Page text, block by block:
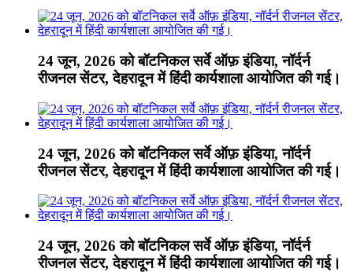
24 जून, 2026 को बॉटनिकल सर्वे ऑफ़ इंडिया, नॉर्दर्न
रीजनल सेंटर, देहरादून में हिंदी कार्यशाला आयोजित की गई।
24 जून, 2026 को बॉटनिकल सर्वे ऑफ़ इंडिया, नॉर्दर्न
रीजनल सेंटर, देहरादून में हिंदी कार्यशाला आयोजित की गई।
24 जून, 2026 को बॉटनिकल सर्वे ऑफ़ इंडिया, नॉर्दर्न
रीजनल सेंटर, देहरादून में हिंदी कार्यशाला आयोजित की गई।